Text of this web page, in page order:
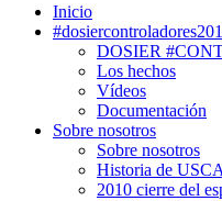
Inicio
DOSIER
Los hechos
Vídeos
Documentación
Sobre nosotros
Sobre nosotros
Historia de USCA
2010 cierre del